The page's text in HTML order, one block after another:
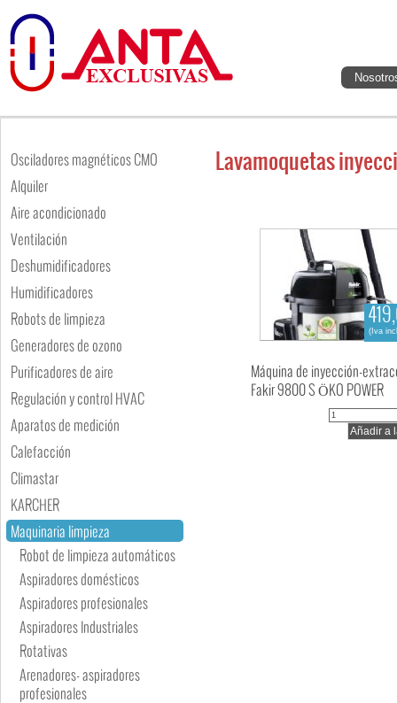
Osciladores magnéticos CMO
Alquiler
Aire acondicionado
Ventilación
Deshumidificadores
Humidificadores
Robots de limpieza
Generadores de ozono
Purificadores de aire
Regulación y control HVAC
Aparatos de medición
Calefacción
Climastar
KARCHER
Maquinaria limpieza
Robot de limpieza automáticos
Aspiradores domésticos
Aspiradores profesionales
Aspiradores Industriales
Rotativas
Arenadores- aspiradores
profesionales
Lavamoquetas
Máquina de inyección-
Fakir 9800 S ÖKO POWER
(Iva